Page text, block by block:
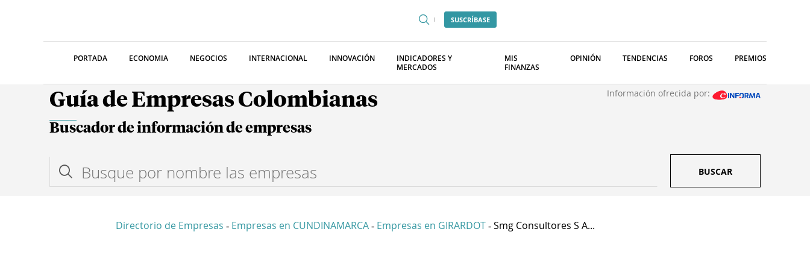
SUSCRÍBASE
PORTADA ECONOMIA NEGOCIOS INTERNACIONAL INNOVACIÓN
INDICADORES Y
MERCADOS
MIS
FINANZAS
OPINIÓN TENDENCIAS FOROS PREMIOS
Guía de Empresas Colombianas Información ofrecida por:
Buscador de información de empresas
BUSCAR
Directorio de Empresas - Empresas en CUNDINAMARCA - Empresas en GIRARDOT - Smg Consultores S A...